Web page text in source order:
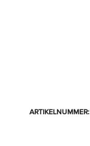
ARTIKELNUMMER: